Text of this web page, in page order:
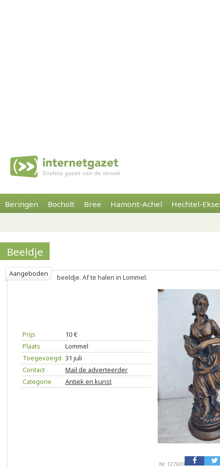
Beringen Bocholt Bree Hamont-Achel Hechtel-
Beeldje
Aangeboden beeldje. Af te halen in Lommel.
Prijs
10 €
Plaats
Lommel
Toegevoegd 31 juli
Contact
Mail de adverteerder
Categorie
Antiek en kunst
Nr 127609